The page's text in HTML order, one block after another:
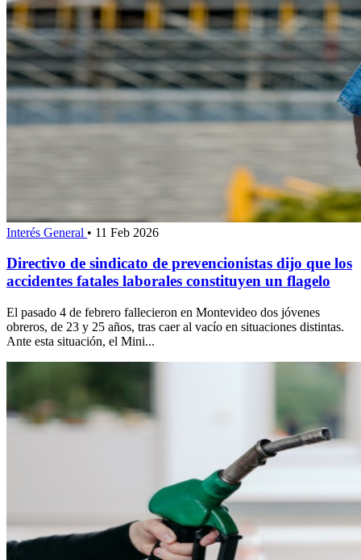
Interés General • 11 Feb 2026
Directivo de sindicato de prevencionistas dijo que los
accidentes fatales laborales constituyen un flagelo
El pasado 4 de febrero fallecieron en Montevideo dos jóvenes
obreros, de 23 y 25 años, tras caer al vacío en situaciones distintas.
Ante esta situación, el Mini...